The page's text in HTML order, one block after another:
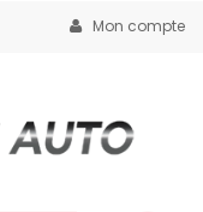
Mon compte